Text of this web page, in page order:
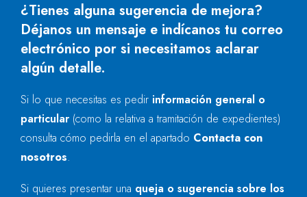
¿Tienes alguna sugerencia de mejora?
Déjanos un mensaje e indícanos tu correo
electrónico por si necesitamos aclarar
algún detalle.
Si lo que necesitas es pedir información general o
particular (como la relativa a tramitación de expedientes)
consulta cómo pedirla en el apartado Contacta con
nosotros.
Si quieres presentar una queja o sugerencia sobre los